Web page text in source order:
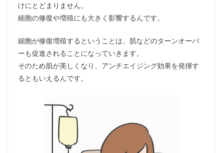
けにとどまりません。
細胞の修復や増殖にも大きく影響するんです。
細胞が修復増殖するということは、肌などのターンオーバ
ーも促進されることになっていきます。
そのため肌が美しくなり、アンチエイジング効果を発揮す
るともいえるんです。